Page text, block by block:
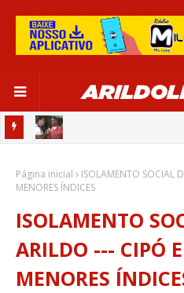
02/06/2024
Página inicial
ISOLAMENTO SOCIAL
MENORES ÍNDICES
ISOLAMENTO
ARILDO --- CIPÓ
MENORES